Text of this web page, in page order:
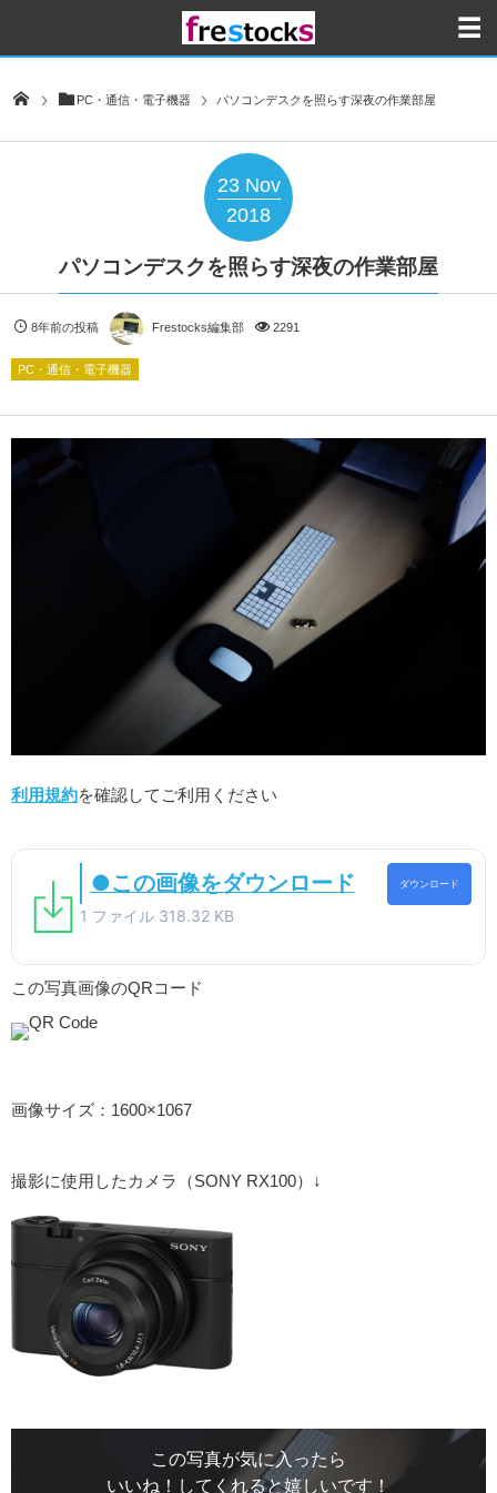
PC・通信・電子機器 パソコンデスクを照らす深夜の作業部屋
23 Nov
2018
パソコンデスクを照らす深夜の作業部屋
8年前の投稿 Frestocks編集部 2291
PC・通信・電子機器
利用規約を確認してご利用ください
●この画像をダウンロード
1 ファイル 318.32 KB
ダウンロード
この写真画像のQRコード
画像サイズ：1600×1067
撮影に使用したカメラ（SONY RX100）↓
この写真が気に入ったら
いいね！してくれると嬉しいです！